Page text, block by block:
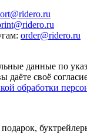
: order@ridero.ru
данные по
своё
обработки